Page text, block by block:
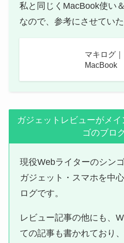
私と同じくMacBook使い
なので、参考にさせていた
マキログ
MacBook
ガジェットレビューがメ
ゴのブログ
現役Webライターのシン
ガジェット・スマホを中
ログです。
レビュー記事の他にも、
ての記事も書かれており